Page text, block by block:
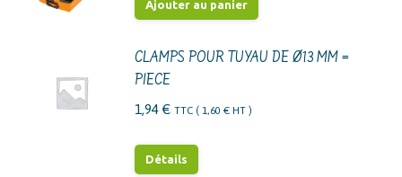
43,44 €. 34,75 €.
Ajouter au panier
CLAMPS POUR TUYAU DE Ø13 MM =
PIECE
1,94 € TTC ( 1,60 € HT )
Détails